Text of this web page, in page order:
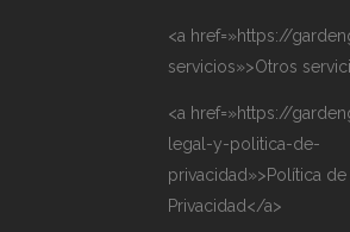
<a href=»https://
servicios»>Otros
<a href=»https://
legal-y-politica-de-
privacidad»>Política de
Privacidad</a>